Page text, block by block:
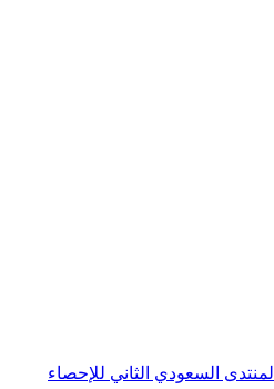
المنتدى السعودي الثاني للإحصاء